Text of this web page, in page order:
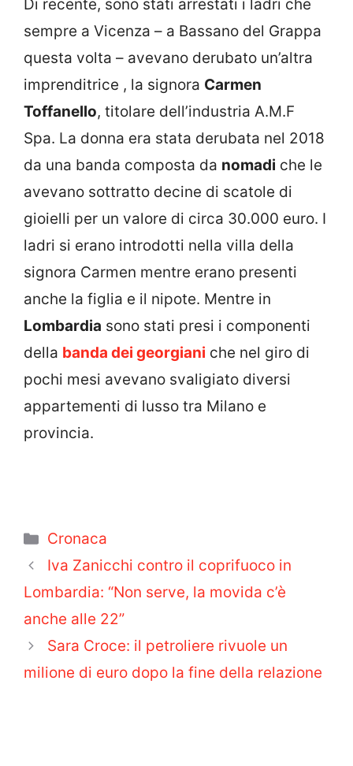
Di recente, sono stati arrestati i ladri che
sempre a Vicenza – a Bassano del Grappa
questa volta – avevano derubato un’altra
imprenditrice , la signora Carmen
Toffanello, titolare dell’industria A.M.F
Spa. La donna era stata derubata nel 2018
da una banda composta da nomadi che le
avevano sottratto decine di scatole di
gioielli per un valore di circa 30.000 euro. I
ladri si erano introdotti nella villa della
signora Carmen mentre erano presenti
anche la figlia e il nipote. Mentre in
Lombardia sono stati presi i componenti
della banda dei georgiani che nel giro di
pochi mesi avevano svaligiato diversi
appartementi di lusso tra Milano e
provincia.
Categorie
Cronaca
Iva Zanicchi contro il coprifuoco in
Lombardia: “Non serve, la movida c’è
anche alle 22”
Sara Croce: il petroliere rivuole un
milione di euro dopo la fine della relazione